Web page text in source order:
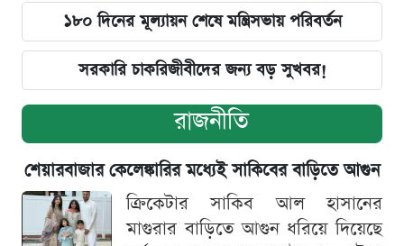
১৮০ দিনের মূল্যায়ন শেষে মন্ত্রিসভায় পরিবর্তন
সরকারি চাকরিজীবীদের জন্য বড় সুখবর!
রাজনীতি
শেয়ারবাজার কেলেঙ্কারির মধ্যেই সাকিবের বাড়িতে আগুন
ক্রিকেটার সাকিব আল হাসানের
মাগুরার বাড়িতে আগুন ধরিয়ে দিয়েছে